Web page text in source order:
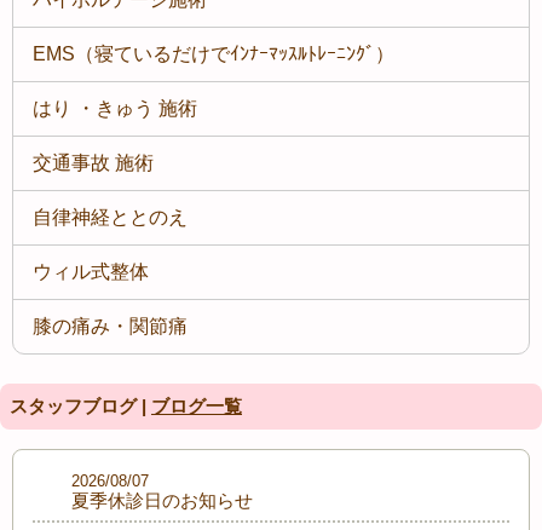
EMS（寝ているだけでｲﾝﾅｰﾏｯｽﾙﾄﾚｰﾆﾝｸﾞ）
はり ・きゅう 施術
交通事故 施術
自律神経ととのえ
ウィル式整体
膝の痛み・関節痛
スタッフブログ | ブログ一覧
夏季休診日のお知らせ
2026/08/07